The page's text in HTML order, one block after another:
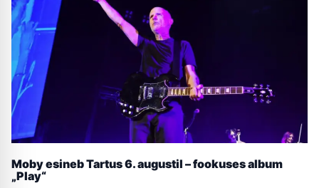
Moby esineb Tartus 6. augustil – fookuses album
„Play“